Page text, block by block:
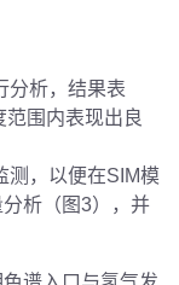
分析，结果表
围内表现出良
测，以便在SIM模
析（图3），并